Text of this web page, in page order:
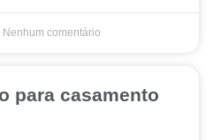
Nenhum comentário
para casamento